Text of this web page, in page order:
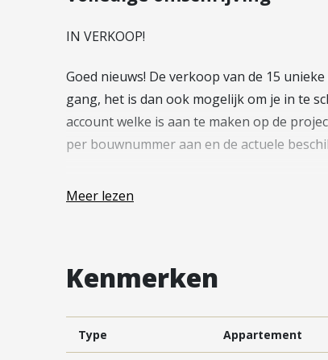
Vestiging Vleuten-De Meern en
Leidsche Rijn
Vestiging Vianen
Vestiging Maarssen
IN VERKOOP!
Goed nieuws! De verkoop van de 15
gang, het is dan ook mogelijk om je in te
account welke is aan te maken op de
per bouwnummer aan en de actuele
ronde bakstenen vormen verwijst subtiel
groene, parkachtige omgeving. In totaal
gerealiseerd (energielabel A+++ tot
derde verdieping (extra privacy),
Meer lezen
Kenmerken
Type Appartement